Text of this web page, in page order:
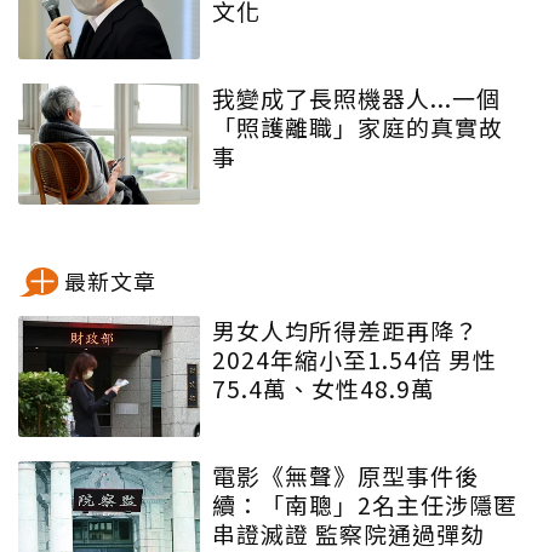
文化
我變成了長照機器人...一個
「照護離職」家庭的真實故
事
最新文章
男女人均所得差距再降？
2024年縮小至1.54倍 男性
75.4萬、女性48.9萬
電影《無聲》原型事件後
續：「南聰」2名主任涉隱匿
串證滅證 監察院通過彈劾